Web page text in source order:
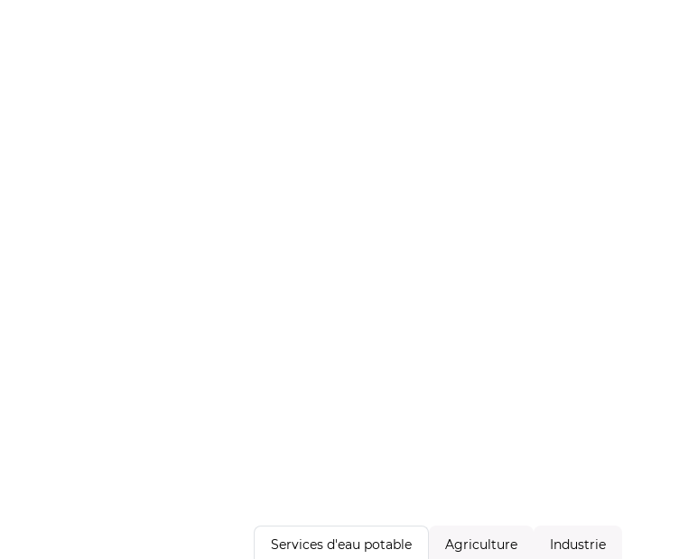
Services d'eau potable Agriculture Industrie